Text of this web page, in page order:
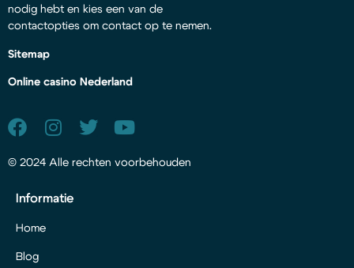
nodig hebt en kies een van de
contactopties om contact op te nemen.
Sitemap
Online casino Nederland
© 2024 Alle rechten voorbehouden
Informatie
Home
Blog